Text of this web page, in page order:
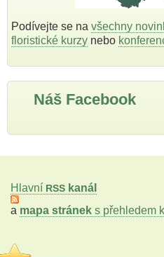
Podívejte se na všechny
floristické kurzy nebo
Náš Facebook
Hlavní RSS kanál
a mapa stránek s přehledem